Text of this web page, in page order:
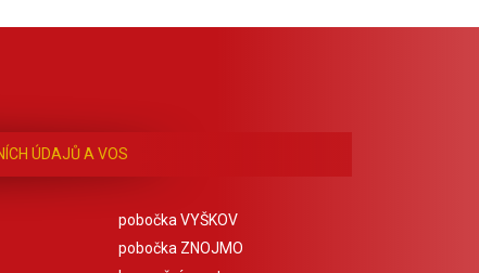
ÚDAJŮ A VOS
pobočka VYŠKOV
pobočka ZNOJMO